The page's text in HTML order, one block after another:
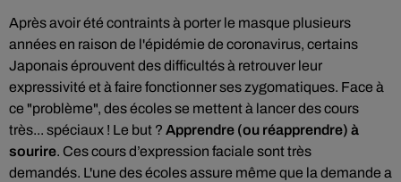
Après avoir été contraints à porter le masque plusieurs
années en raison de l'épidémie de coronavirus, certains
Japonais éprouvent des difficultés à retrouver leur
expressivité et à faire fonctionner ses zygomatiques. Face à
ce "problème", des écoles se mettent à lancer des cours
très... spéciaux ! Le but ? Apprendre (ou réapprendre) à
sourire. Ces cours d’expression faciale sont très
demandés. L'une des écoles assure même que la demande a